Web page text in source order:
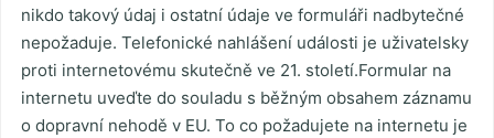
nikdo takový údaj i ostatní údaje ve formuláři nadbytečné
nepožaduje. Telefonické nahlášení události je uživatelsky
proti internetovému skutečně ve 21. století.Formular na
internetu uveďte do souladu s běžným obsahem záznamu
o dopravní nehodě v EU. To co požadujete na internetu je